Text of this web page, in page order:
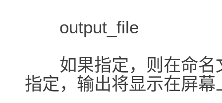
output_file
如果指定，则在命名
指定，输出将显示在屏幕